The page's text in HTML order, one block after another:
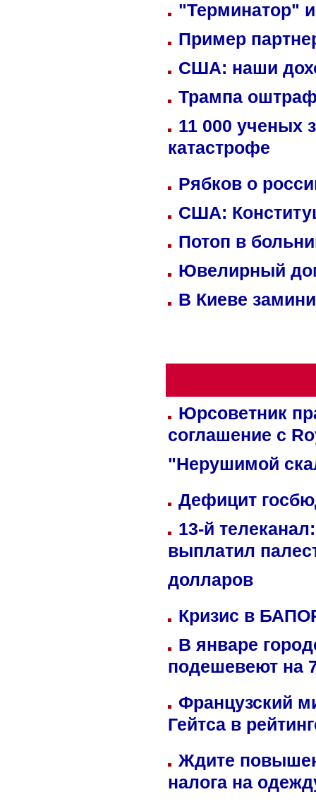
"Терминатор"
Пример
США: наши
Трампа
11 000 ученых
катастрофе
Рябков о
США:
Потоп в
Ювелирный
В Киеве
Юрсоветник
соглашение с
"Нерушимой
Дефицит
13-й
выплатил
долларов
Кризис в
В январе
подешевеют на
Французский
Гейтса в
Ждите
налога на